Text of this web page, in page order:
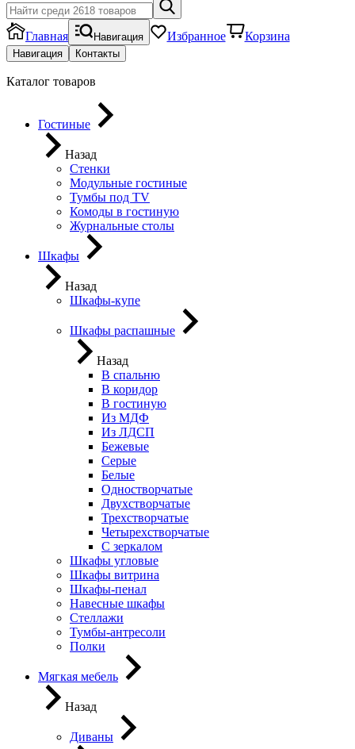
Главная Навигация Избранное Корзина
Навигация Контакты
Каталог товаров
Гостиные
Назад
Стенки
Модульные гостиные
Тумбы под ТV
Комоды в гостиную
Журнальные столы
Шкафы
Назад
Шкафы-купе
Шкафы распашные
Назад
В спальню
В коридор
В гостиную
Из МДФ
Из ЛДСП
Бежевые
Серые
Белые
Одностворчатые
Двухстворчатые
Трехстворчатые
Четырехстворчатые
С зеркалом
Шкафы угловые
Шкафы витрина
Шкафы-пенал
Навесные шкафы
Стеллажи
Тумбы-антресоли
Полки
Мягкая мебель
Назад
Диваны